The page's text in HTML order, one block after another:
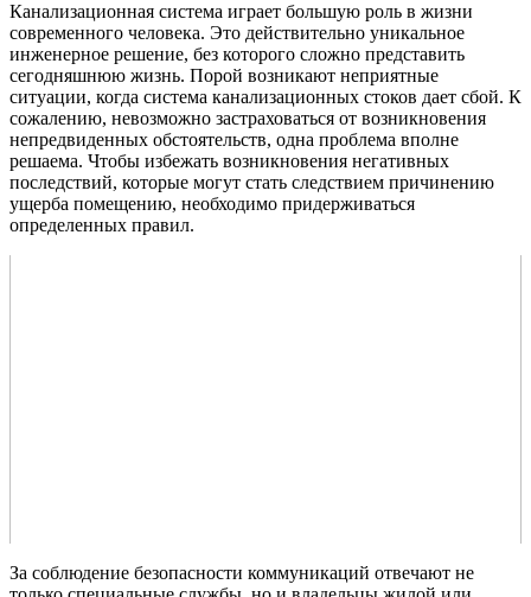
Канализационная система играет большую роль в жизни
современного человека. Это действительно уникальное
инженерное решение, без которого сложно представить
сегодняшнюю жизнь. Порой возникают неприятные
ситуации, когда система канализационных стоков дает сбой. К
сожалению, невозможно застраховаться от возникновения
непредвиденных обстоятельств, одна проблема вполне
решаема. Чтобы избежать возникновения негативных
последствий, которые могут стать следствием причинению
ущерба помещению, необходимо придерживаться
определенных правил.
За соблюдение безопасности коммуникаций отвечают не